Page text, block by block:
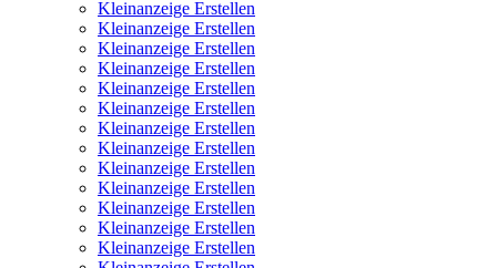
Kleinanzeige Erstellen
Kleinanzeige Erstellen
Kleinanzeige Erstellen
Kleinanzeige Erstellen
Kleinanzeige Erstellen
Kleinanzeige Erstellen
Kleinanzeige Erstellen
Kleinanzeige Erstellen
Kleinanzeige Erstellen
Kleinanzeige Erstellen
Kleinanzeige Erstellen
Kleinanzeige Erstellen
Kleinanzeige Erstellen